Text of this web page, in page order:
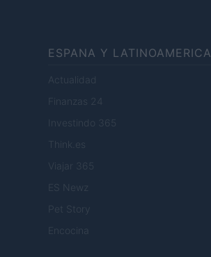
ESPANA Y LATINOAMERICA
Actualidad
Finanzas 24
Investindo 365
Think.es
Viajar 365
ES Newz
Pet Story
Encocina